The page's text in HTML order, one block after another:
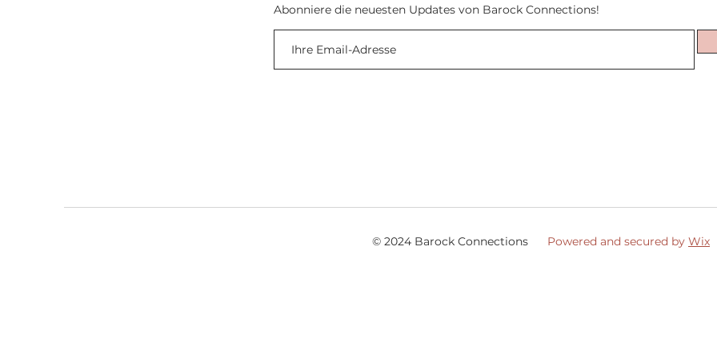
Abonniere die neuesten Updates von Barock Connections!
© 2024 Barock Connections Powered and secured by Wix